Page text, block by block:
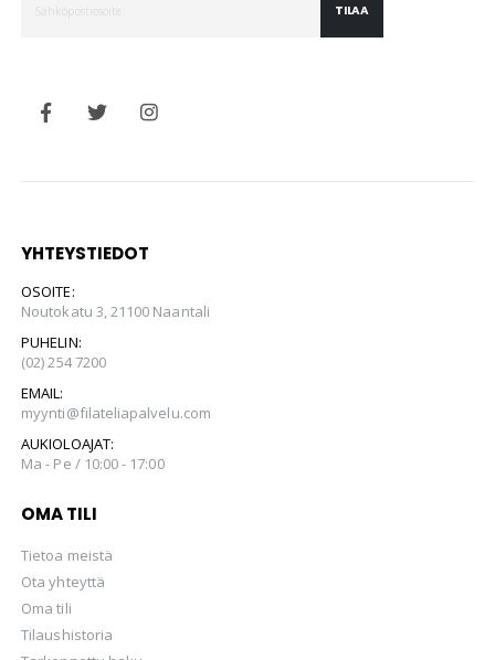
TILAA
YHTEYSTIEDOT
OSOITE:
Noutokatu 3, 21100 Naantali
PUHELIN:
(02) 254 7200
EMAIL:
myynti@filateliapalvelu.com
AUKIOLOAJAT:
Ma - Pe / 10:00 - 17:00
OMA TILI
Tietoa meistä
Ota yhteyttä
Oma tili
Tilaushistoria